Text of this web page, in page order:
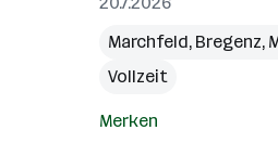
Marchfeld, Bregenz,
Vollzeit
Merken